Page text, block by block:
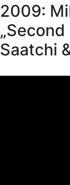
2009:
Saatchi